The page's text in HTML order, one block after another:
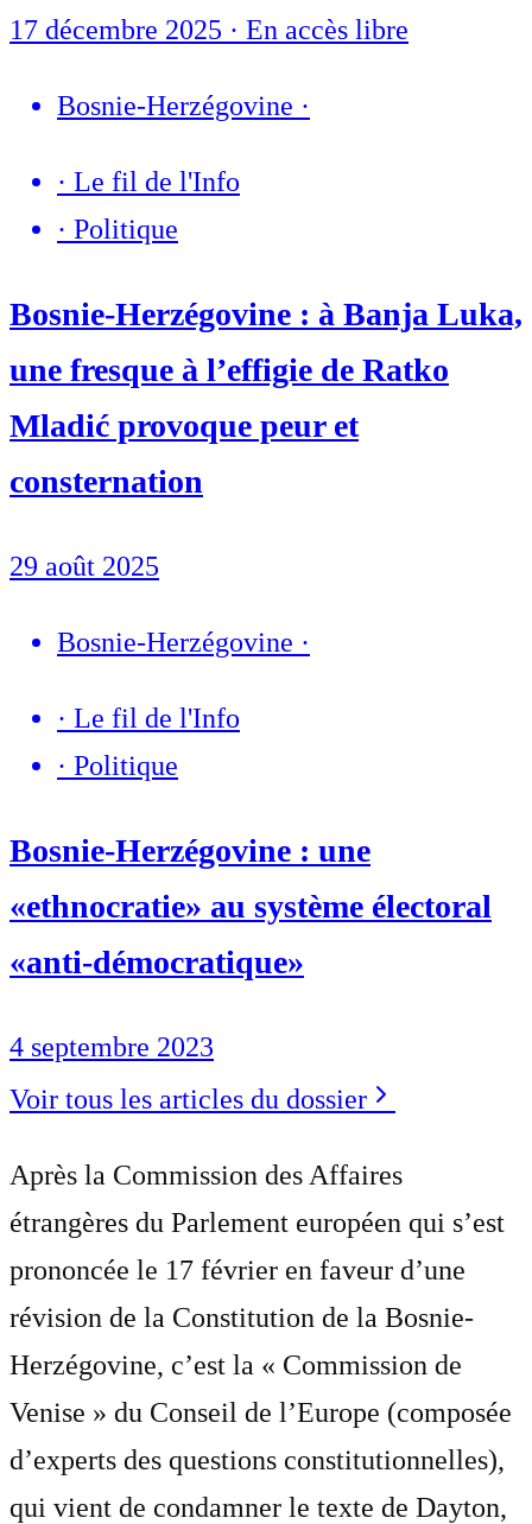
17 décembre 2025 · En accès libre
Bosnie-Herzégovine ·
· Le fil de l'Info
· Politique
Bosnie-Herzégovine : à Banja Luka,
une fresque à l’effigie de Ratko
Mladić provoque peur et
consternation
29 août 2025
Bosnie-Herzégovine ·
· Le fil de l'Info
· Politique
Bosnie-Herzégovine : une
«ethnocratie» au système électoral
«anti-démocratique»
4 septembre 2023
Voir tous les articles du dossier
Après la Commission des Affaires
étrangères du Parlement européen qui s’est
prononcée le 17 février en faveur d’une
révision de la Constitution de la Bosnie-
Herzégovine, c’est la « Commission de
Venise » du Conseil de l’Europe (composée
d’experts des questions constitutionnelles),
qui vient de condamner le texte de Dayton,